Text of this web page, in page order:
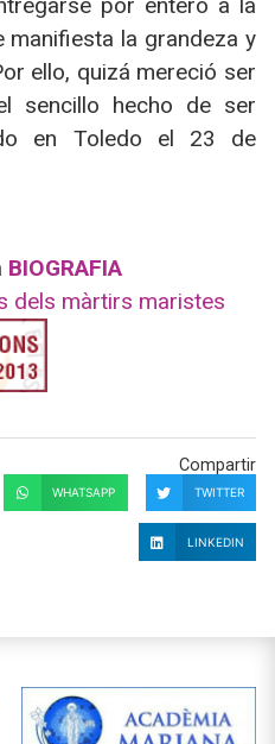
manifiesta la grandeza y
ello, quizá mereció ser
sencillo hecho de ser
en Toledo el 23 de
BIOGRAFIA
dels màrtirs maristes
Compartir
WHATSAPP TWITTER
LINKEDIN